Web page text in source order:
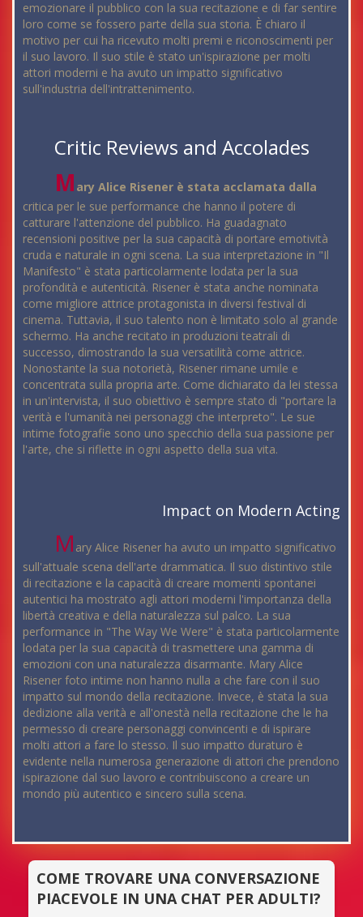
emozionare il pubblico con la sua recitazione e di far sentire
loro come se fossero parte della sua storia. È chiaro il
motivo per cui ha ricevuto molti premi e riconoscimenti per
il suo lavoro. Il suo stile è stato un'ispirazione per molti
attori moderni e ha avuto un impatto significativo
sull'industria dell'intrattenimento.
Critic Reviews and Accolades
M ary Alice Risener è stata acclamata dalla
critica per le sue performance che hanno il potere di
catturare l'attenzione del pubblico. Ha guadagnato
recensioni positive per la sua capacità di portare emotività
cruda e naturale in ogni scena. La sua interpretazione in "Il
Manifesto" è stata particolarmente lodata per la sua
profondità e autenticità. Risener è stata anche nominata
come migliore attrice protagonista in diversi festival di
cinema. Tuttavia, il suo talento non è limitato solo al grande
schermo. Ha anche recitato in produzioni teatrali di
successo, dimostrando la sua versatilità come attrice.
Nonostante la sua notorietà, Risener rimane umile e
concentrata sulla propria arte. Come dichiarato da lei stessa
in un'intervista, il suo obiettivo è sempre stato di "portare la
verità e l'umanità nei personaggi che interpreto". Le sue
intime fotografie sono uno specchio della sua passione per
l'arte, che si riflette in ogni aspetto della sua vita.
Impact on Modern Acting
M ary Alice Risener ha avuto un impatto significativo
sull'attuale scena dell'arte drammatica. Il suo distintivo stile
di recitazione e la capacità di creare momenti spontanei
autentici ha mostrato agli attori moderni l'importanza della
libertà creativa e della naturalezza sul palco. La sua
performance in "The Way We Were" è stata particolarmente
lodata per la sua capacità di trasmettere una gamma di
emozioni con una naturalezza disarmante. Mary Alice
Risener foto intime non hanno nulla a che fare con il suo
impatto sul mondo della recitazione. Invece, è stata la sua
dedizione alla verità e all'onestà nella recitazione che le ha
permesso di creare personaggi convincenti e di ispirare
molti attori a fare lo stesso. Il suo impatto duraturo è
evidente nella numerosa generazione di attori che prendono
ispirazione dal suo lavoro e contribuiscono a creare un
mondo più autentico e sincero sulla scena.
COME TROVARE UNA CONVERSAZIONE
PIACEVOLE IN UNA CHAT PER ADULTI?